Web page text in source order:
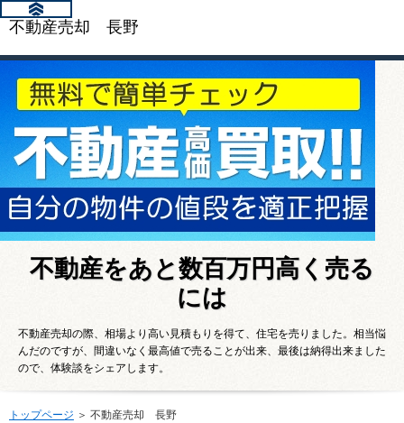
不動産売却 長野
不動産をあと数百万円高く売る
には
不動産売却の際、相場より高い見積もりを得て、住宅を売りました。相当悩
んだのですが、間違いなく最高値で売ることが出来、最後は納得出来ました
ので、体験談をシェアします。
トップページ ＞ 不動産売却 長野